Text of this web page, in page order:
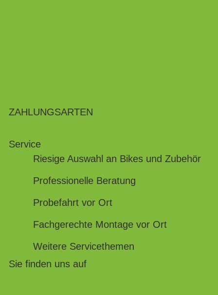
ZAHLUNGSARTEN
Service
Riesige Auswahl an Bikes und Zubehör
Professionelle Beratung
Probefahrt vor Ort
Fachgerechte Montage vor Ort
Weitere Servicethemen
Sie finden uns auf